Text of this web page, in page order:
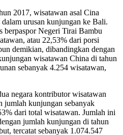
2017, wisatawan asal Cina
urusan kunjungan ke Bali.
berpaspor Negeri Tirai Bambu
atau 22,53% dari porsi
demikian, dibandingkan dengan
wisatawan China di tahun
sebanyak 4.254 wisatawan,
negara kontributor wisatawan
jumlah kunjungan sebanyak
dari total wisatawan. Jumlah ini
jumlah kunjungan di tahun
tercatat sebanyak 1.074.547